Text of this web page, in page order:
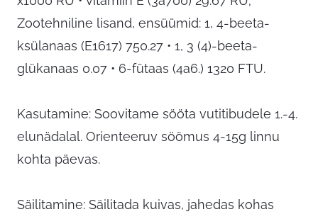
Zootehniline lisand, ensüümid: 1, 4-beeta-
ksülanaas (E1617) 750.27 • 1, 3 (4)-beeta-
glükanaas 0.07 • 6-fütaas (4a6.) 1320 FTU.
Kasutamine: Soovitame sööta vutitibudele 1.-4.
elunädalal. Orienteeruv söömus 4-15g linnu
kohta päevas.
Säilitamine: Säilitada kuivas, jahedas kohas